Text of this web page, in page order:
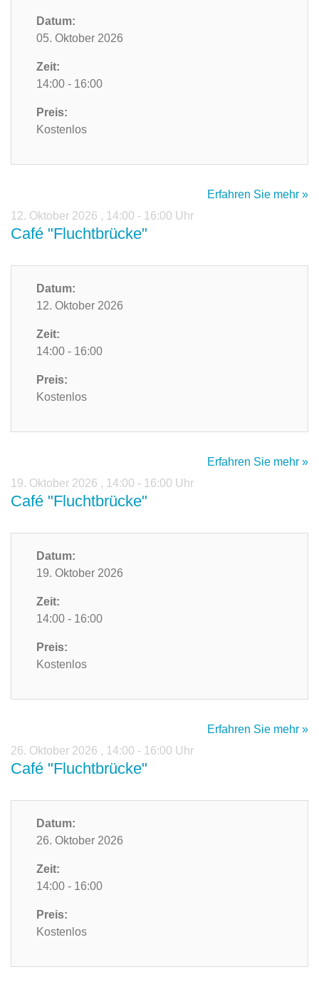
Datum:
05. Oktober 2026
Zeit:
14:00 - 16:00
Preis:
Kostenlos
Erfahren Sie mehr »
12. Oktober 2026 , 14:00 - 16:00 Uhr
Café "Fluchtbrücke"
Datum:
12. Oktober 2026
Zeit:
14:00 - 16:00
Preis:
Kostenlos
Erfahren Sie mehr »
19. Oktober 2026 , 14:00 - 16:00 Uhr
Café "Fluchtbrücke"
Datum:
19. Oktober 2026
Zeit:
14:00 - 16:00
Preis:
Kostenlos
Erfahren Sie mehr »
26. Oktober 2026 , 14:00 - 16:00 Uhr
Café "Fluchtbrücke"
Datum:
26. Oktober 2026
Zeit:
14:00 - 16:00
Preis:
Kostenlos